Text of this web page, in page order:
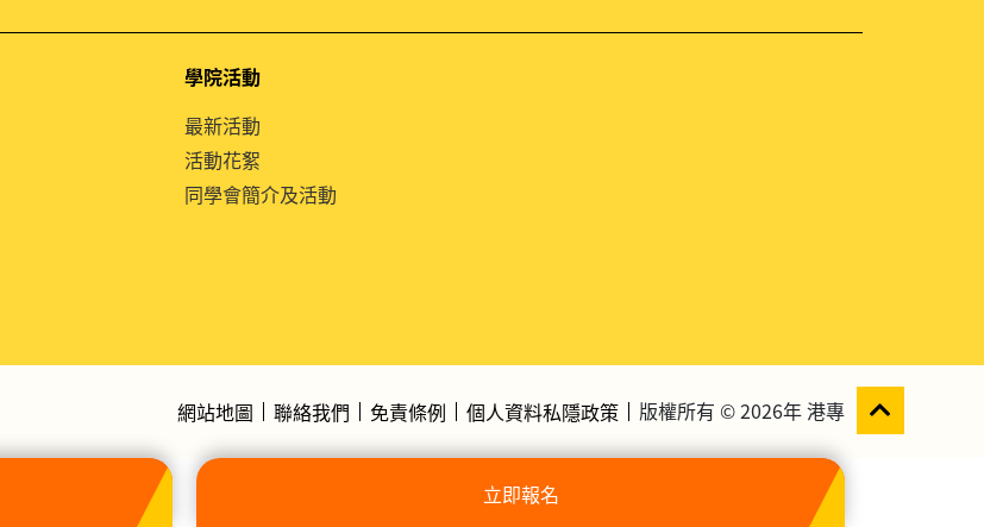
立即報名
學院活動
最新活動
活動花絮
同學會簡介及活動
網站地圖 聯絡我們 免責條例 個人資料私隱政策 版權所有 © 2026年 港專